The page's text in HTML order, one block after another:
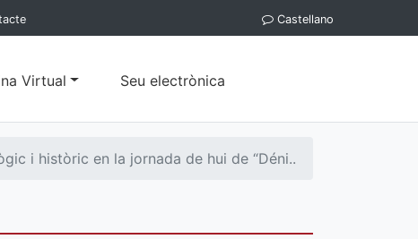
Castellano
Virtual Seu electrònica
i històric en la jornada de hui de “Déni..